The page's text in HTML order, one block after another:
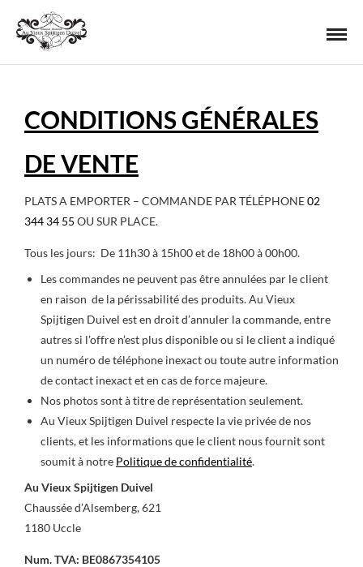
CONDITIONS GÉNÉRALES
DE VENTE
PLATS A EMPORTER – COMMANDE PAR TÉLÉPHONE02
344 34 55 OU SUR PLACE.
Tous les jours: De 11h30 à 15h00 et de 18h00 à 00h00.
Les commandes ne peuvent pas être annulées par le client
en raison de la périssabilité des produits. Au Vieux
Spijtigen Duivel est en droit d’annuler la commande, entre
autres si l’offre n’est plus disponible ou si le client a indiqué
un numéro de téléphone inexact ou toute autre information
de contact inexact et en cas de force majeure.
Nos photos sont à titre de représentation seulement.
Au Vieux Spijtigen Duivel respecte la vie privée de nos
clients, et les informations que le client nous fournit sont
soumit à notre Politique de confidentialité.
Au Vieux Spijtigen Duivel
Chaussée d’Alsemberg, 621
1180 Uccle
Num. TVA: BE0867354105